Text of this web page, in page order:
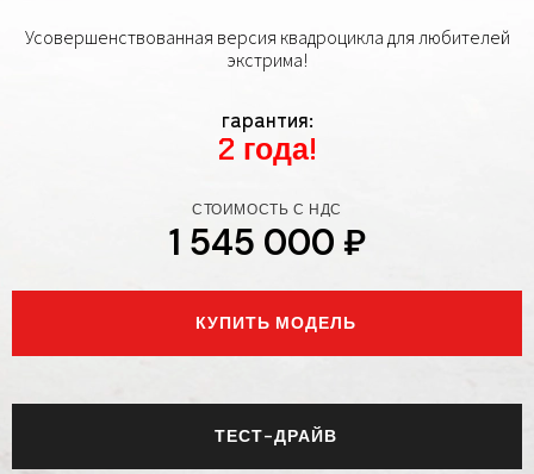
Усовершенствованная версия квадроцикла для любителей
экстрима!
гарантия:
2 года!
СТОИМОСТЬ С НДС
1 545 000 ₽
КУПИТЬ МОДЕЛЬ
ТЕСТ-ДРАЙВ